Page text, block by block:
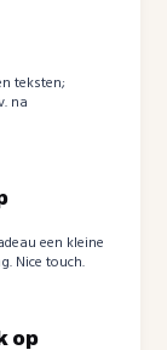
teksten;
na
een kleine
Nice touch.
op